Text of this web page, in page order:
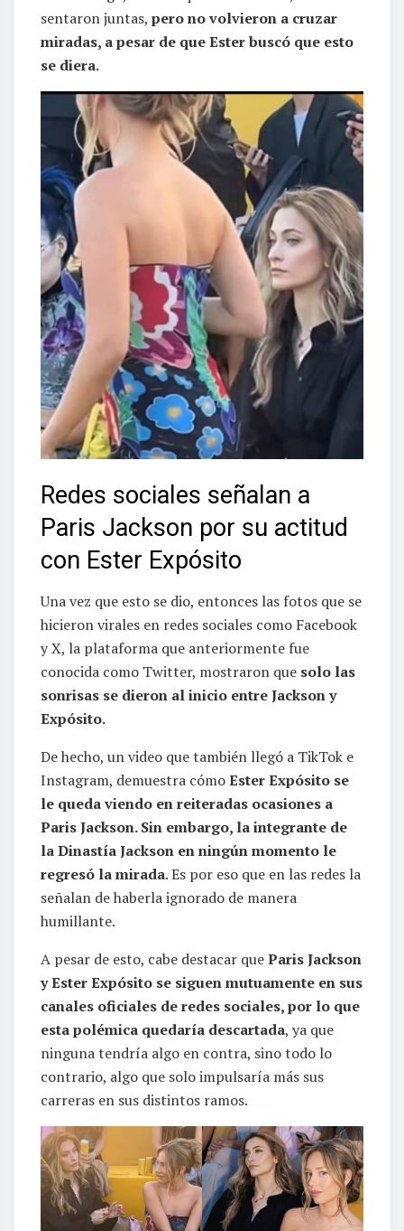
sentaron juntas, pero no volvieron a cruzar
miradas, a pesar de que Ester buscó que esto
se diera.
Redes sociales señalan a
Paris Jackson por su actitud
con Ester Expósito
Una vez que esto se dio, entonces las fotos que se
hicieron virales en redes sociales como Facebook
y X, la plataforma que anteriormente fue
conocida como Twitter, mostraron que solo las
sonrisas se dieron al inicio entre Jackson y
Expósito.
De hecho, un video que también llegó a TikTok e
Instagram, demuestra cómoEster Expósito se
le queda viendo en reiteradas ocasiones a
Paris Jackson. Sin embargo, la integrante de
la Dinastía Jackson en ningún momento le
regresó la mirada. Es por eso que en las redes la
señalan de haberla ignorado de manera
humillante.
A pesar de esto, cabe destacar queParis Jackson
y Ester Expósito se siguen mutuamente en sus
canales oficiales de redes sociales, por lo que
esta polémica quedaría descartada, ya que
ninguna tendría algo en contra, sino todo lo
contrario, algo que solo impulsaría más sus
carreras en sus distintos ramos.